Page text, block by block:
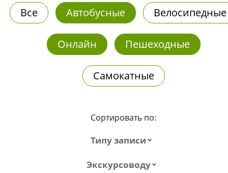
Все Автобусные Велосипедные
Онлайн Пешеходные
Самокатные
Сортировать по:
Типу записи
Экскурсоводу